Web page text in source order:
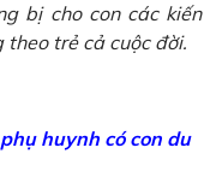
bị cho con các kiến
trẻ cả cuộc đời.
huynh có con du